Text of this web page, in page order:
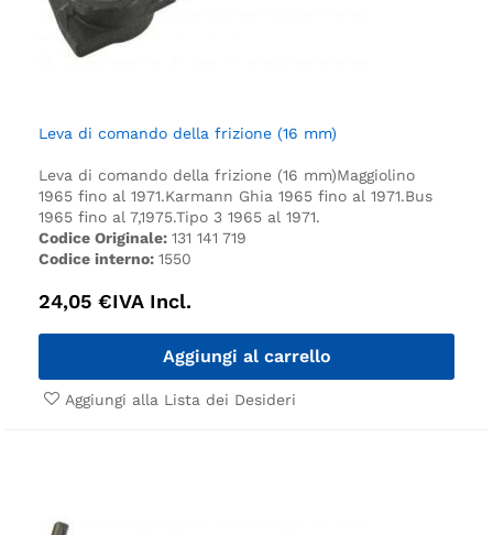
Leva di comando della frizione (16 mm)
Leva di comando della frizione (16 mm)Maggiolino
1965 fino al 1971.Karmann Ghia 1965 fino al 1971.Bus
1965 fino al 7,1975.Tipo 3 1965 al 1971.
Codice Originale: 131 141 719
Codice interno: 1550
24,05 €IVA Incl.
Aggiungi al carrello
Aggiungi alla Lista dei Desideri